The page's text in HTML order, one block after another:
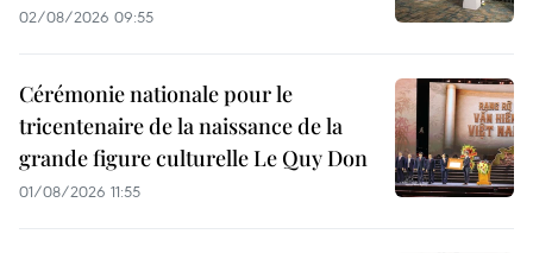
02/08/2026 09:55
Cérémonie nationale pour le
tricentenaire de la naissance de la
grande figure culturelle Le Quy Don
01/08/2026 11:55